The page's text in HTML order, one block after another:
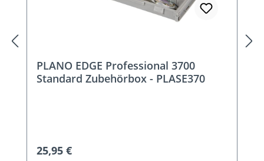
PLANO EDGE Professional 3700
Standard Zubehörbox - PLASE370
Regulärer Preis:
25,95 €